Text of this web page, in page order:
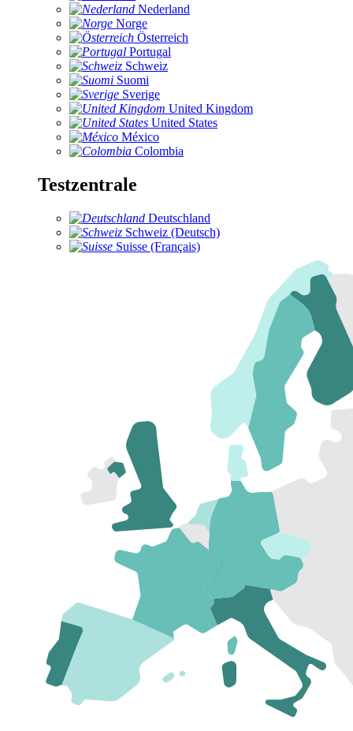
Nederland
Norge
Österreich
Portugal
Schweiz
Suomi
Sverige
United Kingdom
United States
México
Colombia
Testzentrale
Deutschland
Schweiz (Deutsch)
Suisse (Français)